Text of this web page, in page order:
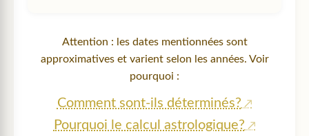
Attention : les dates mentionnées sont
approximatives et varient selon les années. Voir
pourquoi :
Comment sont-ils déterminés?
Pourquoi le calcul astrologique?